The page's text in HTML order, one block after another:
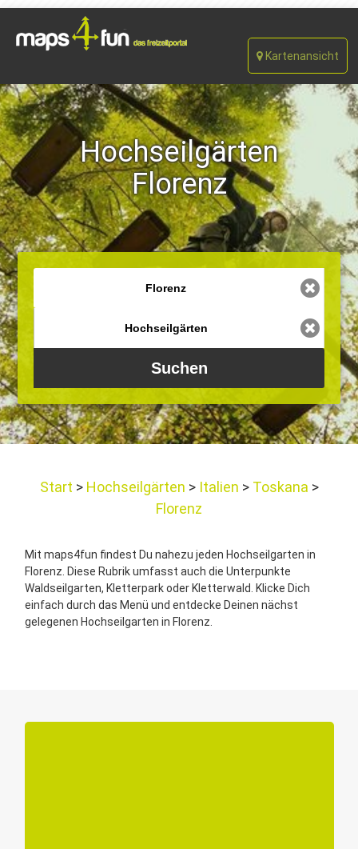
Kartenansicht
Hochseilgärten
Florenz
Start Hochseilgärten Italien
Toskana
Florenz
Mit maps4fun findest Du nahezu jeden Hochseilgarten in
Florenz. Diese Rubrik umfasst auch die Unterpunkte
Waldseilgarten, Kletterpark oder Kletterwald. Klicke Dich
einfach durch das Menü und entdecke Deinen nächst
gelegenen Hochseilgarten in Florenz.